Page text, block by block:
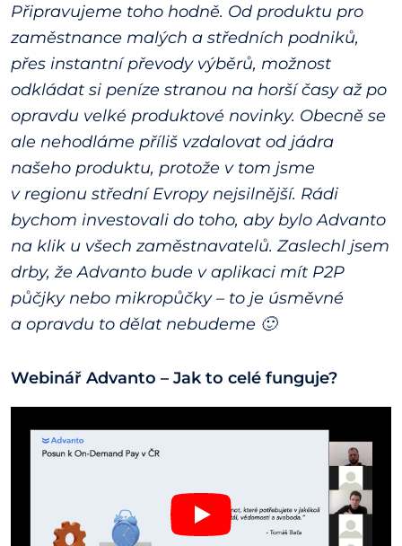
Připravujeme toho hodně. Od produktu pro
zaměstnance malých a středních podniků,
přes instantní převody výběrů, možnost
odkládat si peníze stranou na horší časy až po
opravdu velké produktové novinky. Obecně se
ale nehodláme příliš vzdalovat od jádra
našeho produktu, protože v tom jsme
v regionu střední Evropy nejsilnější. Rádi
bychom investovali do toho, aby bylo Advanto
na klik u všech zaměstnavatelů. Zaslechl jsem
drby, že Advanto bude v aplikaci mít P2P
půčjky nebo mikropůčky – to je úsměvné
a opravdu to dělat nebudeme 🙂
Webinář Advanto – Jak to celé funguje?